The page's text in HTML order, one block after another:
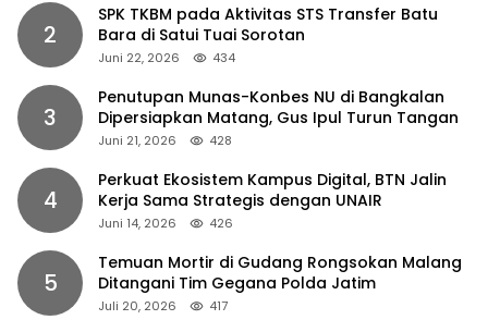
2
SPK TKBM pada Aktivitas STS Transfer Batu
Bara di Satui Tuai Sorotan
Juni 22, 2026 434
3
Penutupan Munas-Konbes NU di Bangkalan
Dipersiapkan Matang, Gus Ipul Turun Tangan
Juni 21, 2026 428
4
Perkuat Ekosistem Kampus Digital, BTN Jalin
Kerja Sama Strategis dengan UNAIR
Juni 14, 2026 426
5
Temuan Mortir di Gudang Rongsokan Malang
Ditangani Tim Gegana Polda Jatim
Juli 20, 2026 417